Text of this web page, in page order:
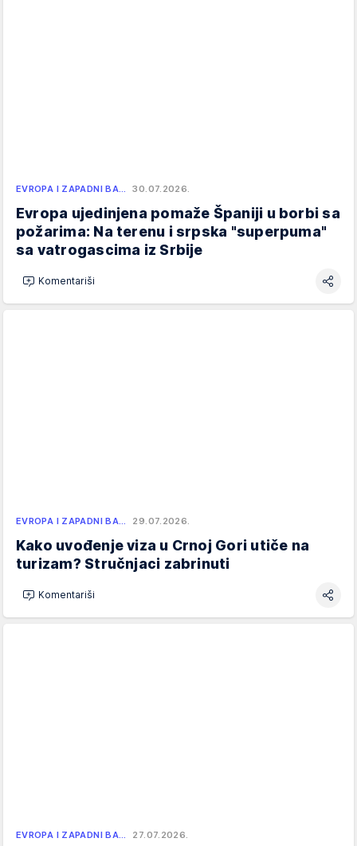
EVROPA I ZAPADNI BA… 30.07.2026.
Evropa ujedinjena pomaže Španiji u borbi sa
požarima: Na terenu i srpska "superpuma"
sa vatrogascima iz Srbije
Komentariši
EVROPA I ZAPADNI BA… 29.07.2026.
Kako uvođenje viza u Crnoj Gori utiče na
turizam? Stručnjaci zabrinuti
Komentariši
EVROPA I ZAPADNI BA… 27.07.2026.